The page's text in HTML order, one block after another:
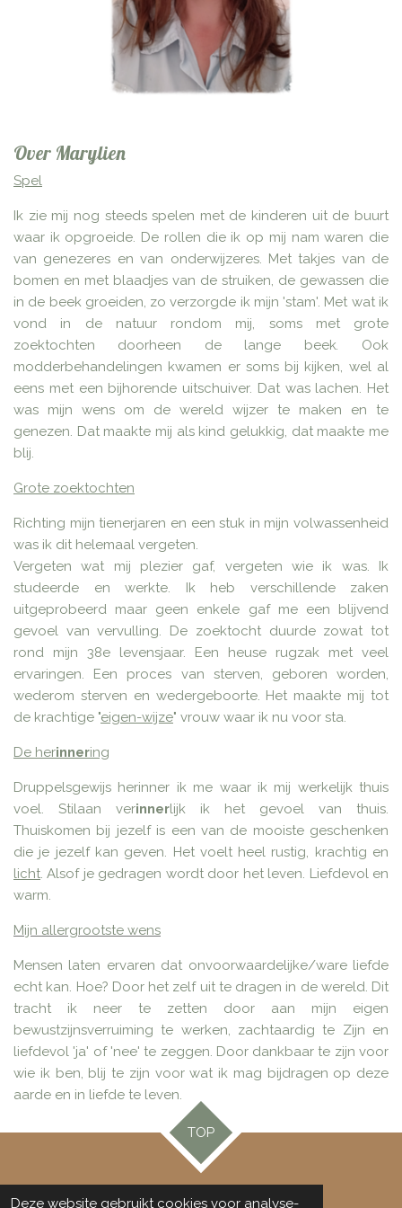
Deze website gebruikt cookies voor analyse-
Over Marylien
Spel
Ik zie mij nog steeds spelen met de kinderen uit de buurt
waar ik opgroeide. De rollen die ik op mij nam waren die
van genezeres en van onderwijzeres. Met takjes van de
bomen en met blaadjes van de struiken, de gewassen die
in de beek groeiden, zo verzorgde ik mijn 'stam'. Met wat ik
vond in de natuur rondom mij, soms met grote
zoektochten doorheen de lange beek. Ook
modderbehandelingen kwamen er soms bij kijken, wel al
eens met een bijhorende uitschuiver. Dat was lachen. Het
was mijn wens om de wereld wijzer te maken en te
genezen. Dat maakte mij als kind gelukkig, dat maakte me
blij.
Grote zoektochten
Richting mijn tienerjaren en een stuk in mijn volwassenheid
was ik dit helemaal vergeten.
Vergeten wat mij plezier gaf, vergeten wie ik was. Ik
studeerde en werkte. Ik heb verschillende zaken
uitgeprobeerd maar geen enkele gaf me een blijvend
gevoel van vervulling. De zoektocht duurde zowat tot
rond mijn 38e levensjaar. Een heuse rugzak met veel
ervaringen. Een proces van sterven, geboren worden,
wederom sterven en wedergeboorte. Het maakte mij tot
de krachtige "eigen-wijze" vrouw waar ik nu voor sta.
De herinnering
Druppelsgewijs herinner ik me waar ik mij werkelijk thuis
voel. Stilaan verinnerlijk ik het gevoel van thuis.
Thuiskomen bij jezelf is een van de mooiste geschenken
die je jezelf kan geven. Het voelt heel rustig, krachtig en
licht. Alsof je gedragen wordt door het leven. Liefdevol en
warm.
Mijn allergrootste wens
Mensen laten ervaren dat onvoorwaardelijke/ware liefde
echt kan. Hoe? Door het zelf uit te dragen in de wereld. Dit
tracht ik neer te zetten door aan mijn eigen
bewustzijnsverruiming te werken, zachtaardig te Zijn en
liefdevol 'ja' of 'nee' te zeggen. Door dankbaar te zijn voor
wie ik ben, blij te zijn voor wat ik mag bijdragen op deze
aarde en in liefde te leven.
TOP
© 2022-2026 In het licht van mijn handen